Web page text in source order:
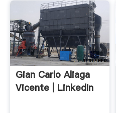
Gian Carlo Aliaga
Vicente | LinkedIn